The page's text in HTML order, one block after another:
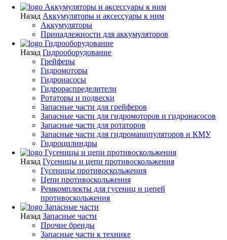
Аккумуляторы и аксессуары к ним
Назад Аккумуляторы и аксессуары к ним
Аккумуляторы
Принадлежности для аккумуляторов
Гидрооборудование
Назад Гидрооборудование
Грейферы
Гидромоторы
Гидронасосы
Гидрораспределители
Ротаторы и подвески
Запасные части для грейферов
Запасные части для гидромоторов и гидронасосов
Запасные части для ротаторов
Запасные части для гидроманипуляторов и КМУ
Гидроцилиндры
Гусеницы и цепи противоскольжения
Назад Гусеницы и цепи противоскольжения
Гусеницы противоскольжения
Цепи противоскольжения
Ремкомплекты для гусениц и цепей
противоскольжения
Запасные части
Назад Запасные части
Прочие бренды
Запасные части к технике